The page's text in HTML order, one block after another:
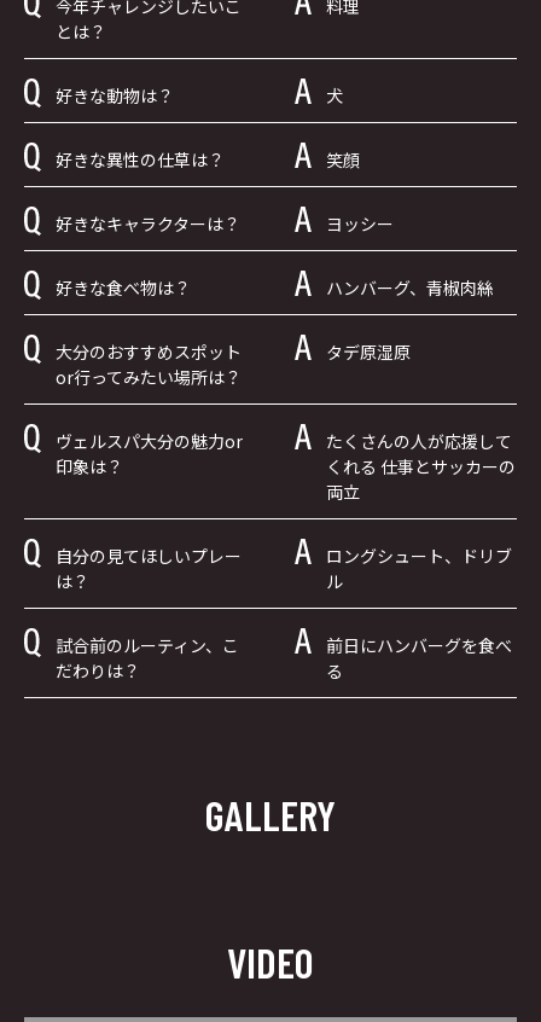
今年チャレンジしたいこ
とは？
料理
好きな動物は？ 犬
好きな異性の仕草は？ 笑顔
好きなキャラクターは？ ヨッシー
好きな食べ物は？ ハンバーグ、青椒肉絲
大分のおすすめスポット
or行ってみたい場所は？
タデ原湿原
ヴェルスパ大分の魅力or
印象は？
たくさんの人が応援して
くれる 仕事とサッカーの
両立
自分の見てほしいプレー
は？
ロングシュート、ドリブ
ル
試合前のルーティン、こ
だわりは？
前日にハンバーグを食べ
る
GALLERY
VIDEO